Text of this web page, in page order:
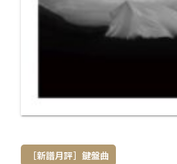
［新譜月評］鍵盤曲